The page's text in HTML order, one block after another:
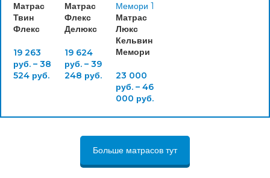
Матрас
Твин
Флекс
19 263
руб. – 38
524 руб.
Матрас
Флекс
Делюкс
19 624
руб. – 39
248 руб.
Матрас
Люкс
Кельвин
Мемори
23 000
руб. – 46
000 руб.
Больше матрасов тут